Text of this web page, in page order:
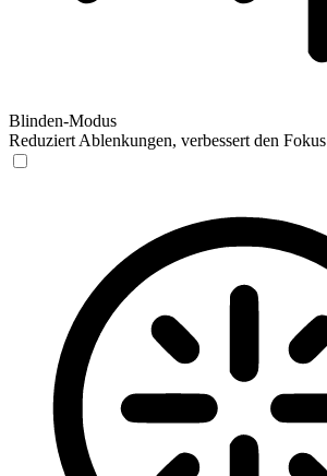
Blinden-Modus
Reduziert Ablenkungen, verbessert den Fokus